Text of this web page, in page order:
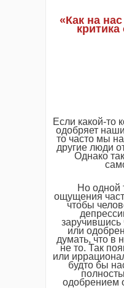
«Как на
Если какой-то
одобряет
то часто мы
другие люди
Однако
Но одной
ощущения
чтобы
заручившись
или
думать, что в
не то. Так
или
будто бы
одобрением